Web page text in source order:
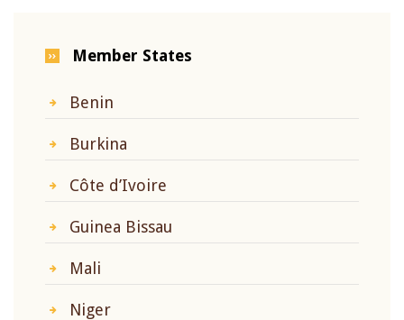
Member States
Benin
Burkina
Côte d’Ivoire
Guinea Bissau
Mali
Niger